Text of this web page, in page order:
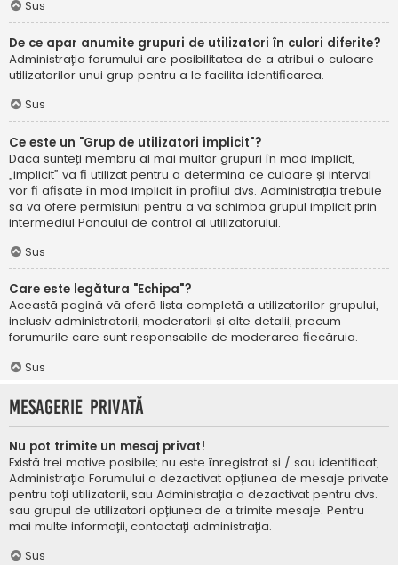
Sus
De ce apar anumite grupuri de utilizatori în culori diferite?
Administrația forumului are posibilitatea de a atribui o culoare
utilizatorilor unui grup pentru a le facilita identificarea.
Sus
Ce este un "Grup de utilizatori implicit"?
Dacă sunteți membru al mai multor grupuri în mod implicit,
„implicit” va fi utilizat pentru a determina ce culoare și interval
vor fi afișate în mod implicit în profilul dvs. Administrația trebuie
să vă ofere permisiuni pentru a vă schimba grupul implicit prin
intermediul Panoului de control al utilizatorului.
Sus
Care este legătura "Echipa"?
Această pagină vă oferă lista completă a utilizatorilor grupului,
inclusiv administratorii, moderatorii și alte detalii, precum
forumurile care sunt responsabile de moderarea fiecăruia.
Sus
Mesagerie privată
Nu pot trimite un mesaj privat!
Există trei motive posibile; nu este înregistrat și / sau identificat,
Administrația Forumului a dezactivat opțiunea de mesaje private
pentru toți utilizatorii, sau Administrația a dezactivat pentru dvs.
sau grupul de utilizatori opțiunea de a trimite mesaje. Pentru
mai multe informații, contactați administrația.
Sus